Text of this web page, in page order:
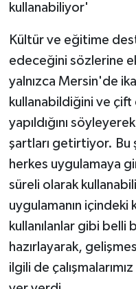
kullanabiliyor'
Kültür ve eğitime
edeceğini sözlerine
yalnızca Mersin'de
kullanabildiğini ve
yapıldığını
şartları getirtiyor. Bu
herkes uygulamaya
süreli olarak
uygulamanın içindeki
kullanılanlar gibi belli
hazırlayarak,
ilgili de